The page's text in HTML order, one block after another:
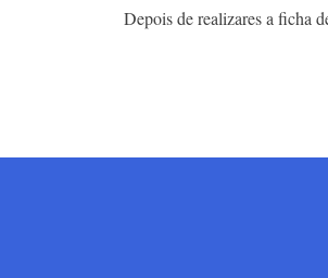
Depois de realizares a ficha